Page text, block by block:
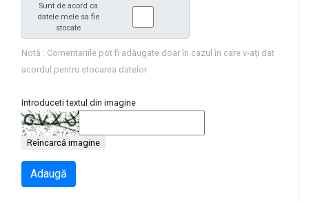
Sunt de acord ca
datele mele sa fie
stocate
Notă : Comentariile pot fi adăugate doar în cazul în care v-ați dat
acordul pentru stocarea datelor
Introduceti textul din imagine
Reîncarcă imagine
Adaugă